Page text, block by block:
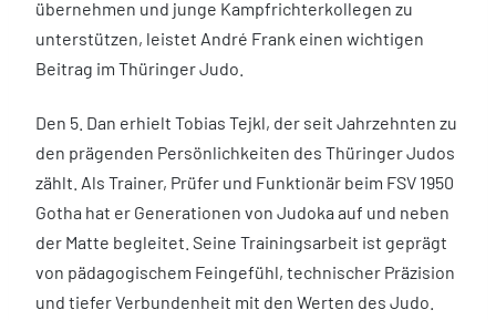
übernehmen und junge Kampfrichterkollegen zu
unterstützen, leistet André Frank einen wichtigen
Beitrag im Thüringer Judo.
Den 5. Dan erhielt Tobias Tejkl, der seit Jahrzehnten zu
den prägenden Persönlichkeiten des Thüringer Judos
zählt. Als Trainer, Prüfer und Funktionär beim FSV 1950
Gotha hat er Generationen von Judoka auf und neben
der Matte begleitet. Seine Trainingsarbeit ist geprägt
von pädagogischem Feingefühl, technischer Präzision
und tiefer Verbundenheit mit den Werten des Judo.